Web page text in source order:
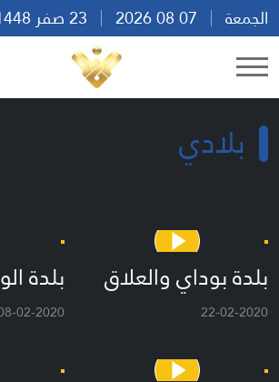
الجمعة
بلادي
بلدة بوداي والعلاق
22-02-2020
بلدة
02-2020